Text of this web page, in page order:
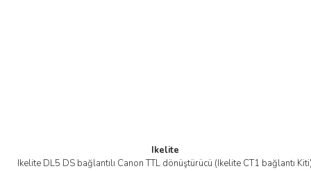
Ikelite
Ikelite DL5 DS bağlantılı Canon TTL dönüştürücü (Ikelite CT1 bağlantı